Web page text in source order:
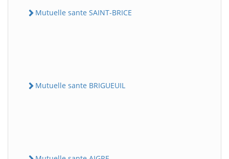
Mutuelle sante SAINT-BRICE
Mutuelle sante BRIGUEUIL